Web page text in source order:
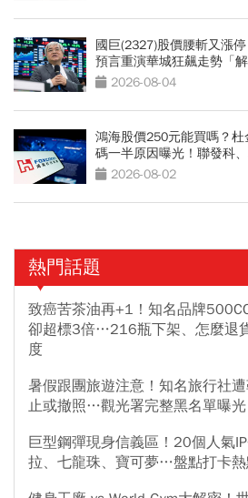
國巨(2327)股價腰斬又漲
預言重演華城狂飆走勢「
亞科也點名
2026-08-04
鴻海股價250元能買嗎？
碼一半原因曝光！聯發科
2026-08-02
熱門話題
致癌苦茶油再+1！知名品牌
卻超標3倍…216瓶下架、怎麼退
度
暑假跟團旅遊注意！知名旅行社
止或撤照…觀光署完整黑名單曝光
巨型鋼彈現身信義區！20個人氣
拉、七龍珠、寶可夢…盤點打卡